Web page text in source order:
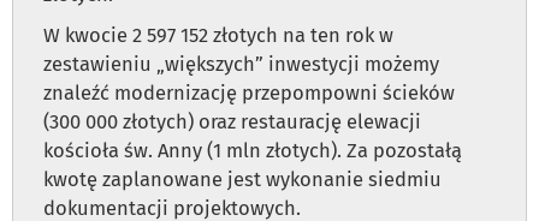
W kwocie 2 597 152 złotych na ten rok w
zestawieniu „większych” inwestycji możemy
znaleźć modernizację przepompowni ścieków
(300 000 złotych) oraz restaurację elewacji
kościoła św. Anny (1 mln złotych). Za pozostałą
kwotę zaplanowane jest wykonanie siedmiu
dokumentacji projektowych.